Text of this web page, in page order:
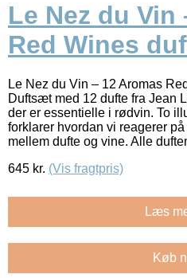
Le Nez du Vin
Red Wines
Le Nez du Vin – 12 Aromas
Duftsæt med 12 dufte fra Jean
der er essentielle i rødvin. To
forklarer hvordan vi reagerer
mellem dufte og vine. Alle
645 kr. (Vis fragtpris)
Læs
Køb